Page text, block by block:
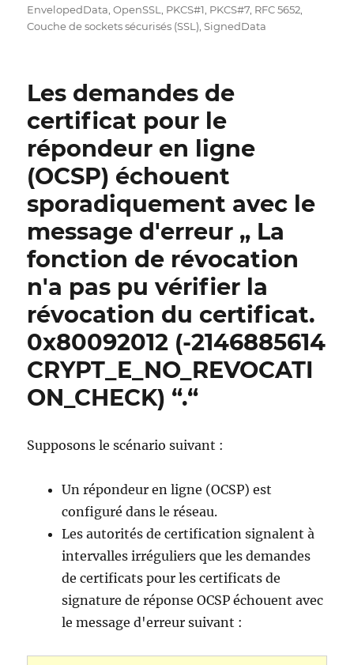
le
EnvelopedData ,OpenSSL PKCS#1 PKCS#7 RFC 5652
Couche de sockets sécurisés (SSL) ,SignedData
Les demandes de
certificat pour le
répondeur en ligne
(OCSP) échouent
sporadiquement avec le
message d'erreur „ La
fonction de révocation
n'a pas pu vérifier la
révocation du certificat.
0x80092012 (-2146885614
CRYPT_E_NO_REVOCATI
ON_CHECK) “.“
Supposons le scénario suivant :
Un répondeur en ligne (OCSP) est
configuré dans le réseau.
Les autorités de certification signalent à
intervalles irréguliers que les demandes
de certificats pour les certificats de
signature de réponse OCSP échouent avec
le message d'erreur suivant :